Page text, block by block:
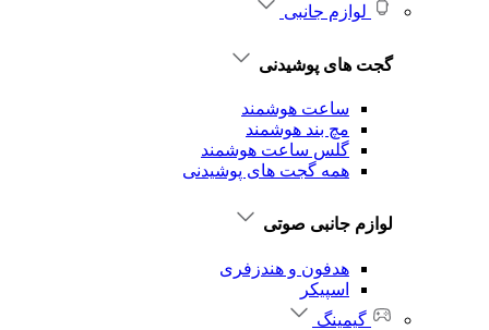
لوازم جانبی
گجت های پوشیدنی
ساعت هوشمند
مچ بند هوشمند
گلس ساعت هوشمند
همه گجت های پوشیدنی
لوازم جانبی صوتی
هدفون و هندزفری
اسپیکر
گیمینگ